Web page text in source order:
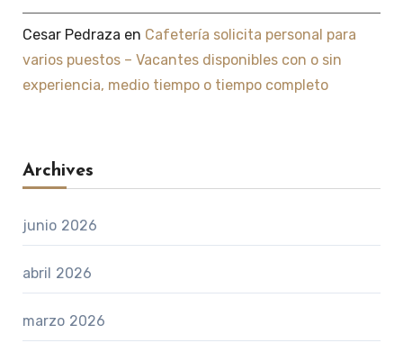
Cesar Pedraza en Cafetería solicita personal para
varios puestos – Vacantes disponibles con o sin
experiencia, medio tiempo o tiempo completo
Archives
junio 2026
abril 2026
marzo 2026